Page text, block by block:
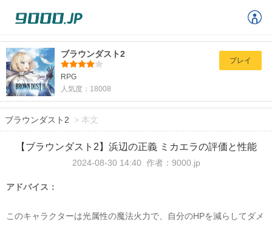
ブラウンダスト2
RPG
人気度：18008
プレイ
ブラウンダスト2 > 本文
【ブラウンダスト2】浜辺の正義 ミカエラの評価と性能
2024-08-30 14:40 作者：9000.jp
ア ドバイス：
このキャラクターは光属性の魔法火力で、自分のHPを減らしてダメ